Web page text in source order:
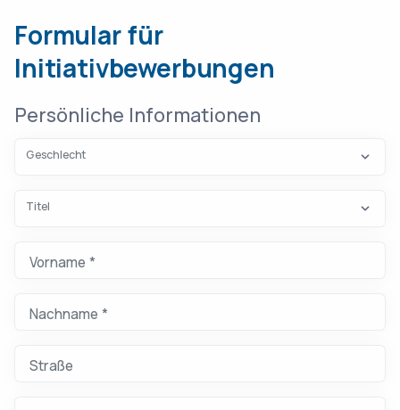
Lassen Sie dieses Feld leer
Formular für
Initiativbewerbungen
Persönliche Informationen
Geschlecht
Titel
Vorname *
Nachname *
Straße